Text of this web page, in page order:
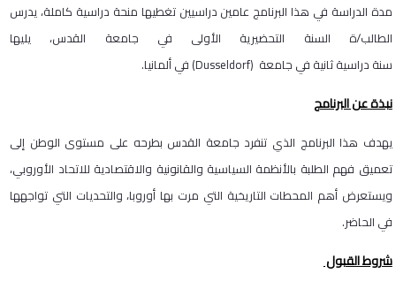
مدة الدراسة في هذا البرنامج عامين دراسيين تغطيها منحة دراسية كاملة، يدرس
الطالب/ة السنة التحضيرية الأولى في جامعة القدس، يليها
سنة دراسية ثانية في جامعة (Dusseldorf) في ألمانيا.
نبذة عن البرنامج
يهدف هذا البرنامج الذي تنفرد جامعة القدس بطرحه على مستوى الوطن إلى
تعميق فهم الطلبة بالأنظمة السياسية والقانونية والاقتصادية للاتحاد الأوروبي،
ويستعرض أهم المحطات التاريخية التي مرت بها أوروبا، والتحديات التي تواجهها
في الحاضر.
شروط القبول